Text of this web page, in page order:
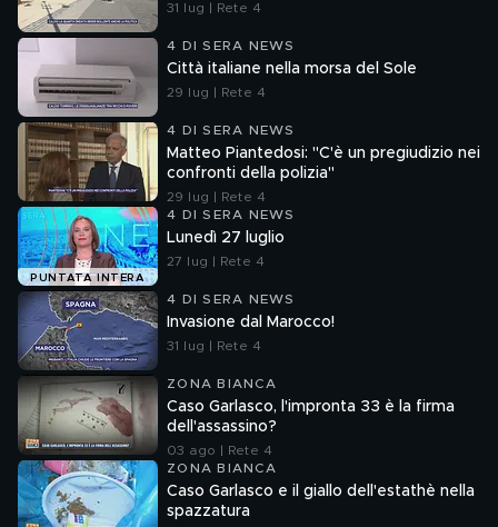
31 lug | Rete 4
4 DI SERA NEWS
Città italiane nella morsa del Sole
29 lug | Rete 4
4 DI SERA NEWS
Matteo Piantedosi: "C'è un pregiudizio nei
confronti della polizia"
29 lug | Rete 4
PUNTATA INTERA
4 DI SERA NEWS
Lunedì 27 luglio
27 lug | Rete 4
4 DI SERA NEWS
Invasione dal Marocco!
31 lug | Rete 4
ZONA BIANCA
Caso Garlasco, l'impronta 33 è la firma
dell'assassino?
03 ago | Rete 4
ZONA BIANCA
Caso Garlasco e il giallo dell'estathè nella
spazzatura